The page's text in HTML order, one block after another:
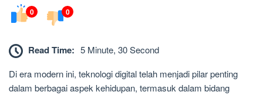
0 0
Read Time: 5 Minute, 30 Second
Di era modern ini, teknologi digital telah menjadi pilar penting
dalam berbagai aspek kehidupan, termasuk dalam bidang